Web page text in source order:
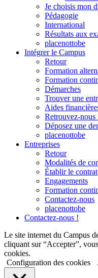
Je choisis mon
Pédagogie
International
Résultats aux
placenottobe
Intégrer le Campus
Retour
Formation
Formation
Démarches
Trouver une
Aides
Retrouvez-nous
Déposez une
placenottobe
Entreprises
Retour
Modalités de
Établir le contrat
Engagements
Formation
Contactez-nous
placenottobe
Contactez-nous !
Le site internet du Campus
cliquant sur “Accepter”,
cookies.
Configuration des cookies